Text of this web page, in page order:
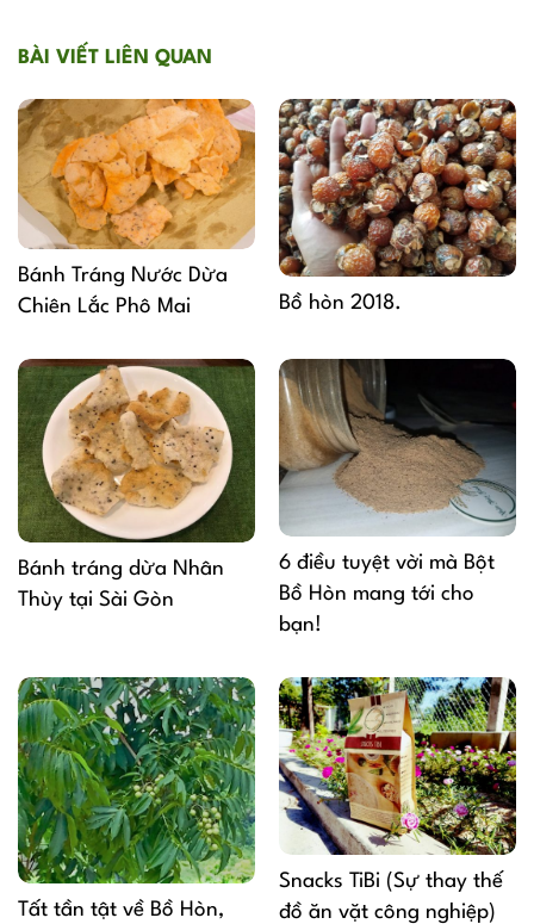
BÀI VIẾT LIÊN QUAN
Bánh Tráng Nước Dừa
Chiên Lắc Phô Mai
Bồ hòn 2018.
Bánh tráng dừa Nhân
Thùy tại Sài Gòn
6 điều tuyệt vời mà Bột
Bồ Hòn mang tới cho
bạn!
Tất tần tật về Bồ Hòn,
Snacks TiBi (Sự thay thế
đồ ăn vặt công nghiệp)